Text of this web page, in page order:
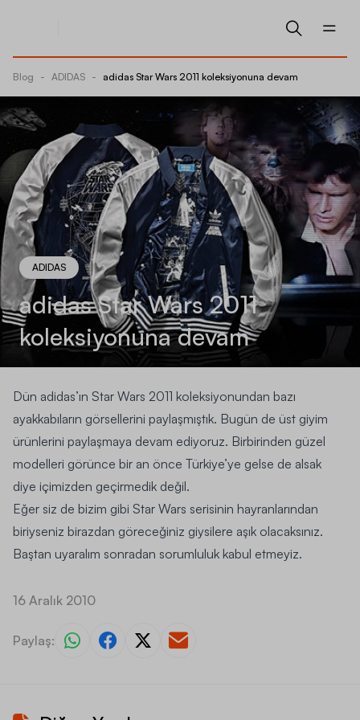
Blog - ADIDAS - adidas Star Wars 2011 koleksiyonuna devam
ADIDAS
adidas Star Wars 2011
koleksiyonuna devam
Dün adidas’ın Star Wars 2011 koleksiyonundan bazı
ayakkabıların görsellerini paylaşmıştık. Bugün de üst giyim
ürünlerini paylaşmaya devam ediyoruz. Birbirinden güzel
modelleri görünce bir an önce Türkiye’ye gelse de alsak
diye içimizden geçirmedik değil.
Eğer siz de bizim gibi Star Wars serisinin hayranlarından
biriyseniz birazdan göreceğiniz giysilere aşık olacaksınız.
Baştan uyaralım sonradan sorumluluk kabul etmeyiz.
16 Aralık 2010
Paylaş: